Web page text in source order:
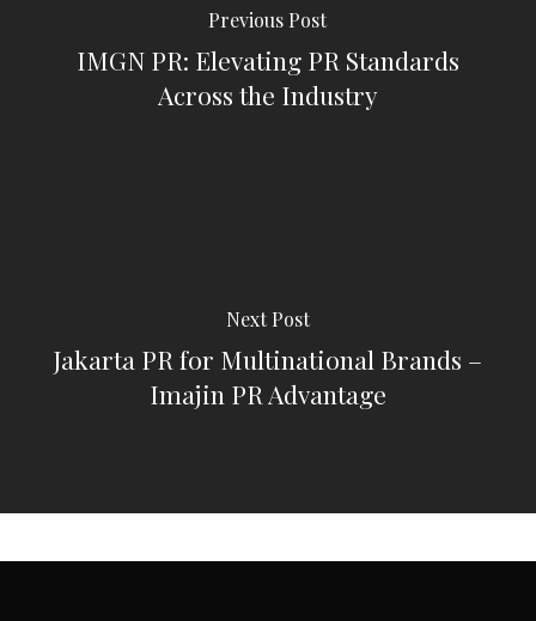
Previous Post
IMGN PR: Elevating PR Standards
Across the Industry
Next Post
Jakarta PR for Multinational Brands –
Imajin PR Advantage